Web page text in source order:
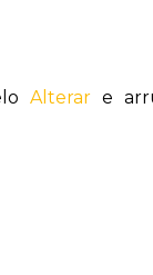
Alterare